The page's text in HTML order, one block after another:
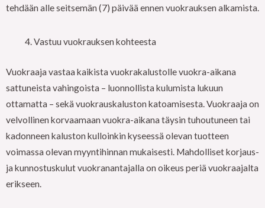
tehdään alle seitsemän (7) päivää ennen vuokrauksen alkamista.
Vastuu vuokrauksen kohteesta
Vuokraaja vastaa kaikista vuokrakalustolle vuokra-aikana
sattuneista vahingoista – luonnollista kulumista lukuun
ottamatta – sekä vuokrauskaluston katoamisesta. Vuokraaja on
velvollinen korvaamaan vuokra-aikana täysin tuhoutuneen tai
kadonneen kaluston kulloinkin kyseessä olevan tuotteen
voimassa olevan myyntihinnan mukaisesti. Mahdolliset korjaus-
ja kunnostuskulut vuokranantajalla on oikeus periä vuokraajalta
erikseen.